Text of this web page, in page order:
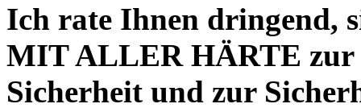
Ich rate Ihnen dringend,
MIT ALLER HÄRTE zur
Sicherheit und zur